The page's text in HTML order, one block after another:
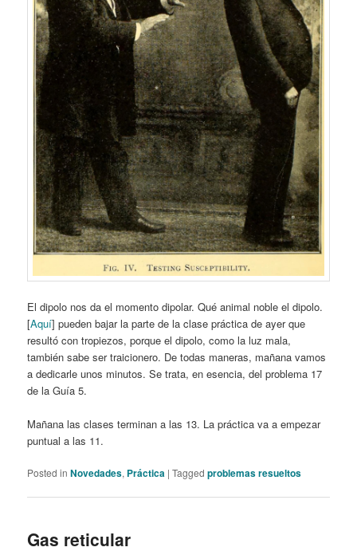
El dipolo nos da el momento dipolar. Qué animal noble el dipolo.
[Aquí] pueden bajar la parte de la clase práctica de ayer que
resultó con tropiezos, porque el dipolo, como la luz mala,
también sabe ser traicionero. De todas maneras, mañana vamos
a dedicarle unos minutos. Se trata, en esencia, del problema 17
de la Guía 5.
Mañana las clases terminan a las 13. La práctica va a empezar
puntual a las 11.
Posted in Novedades, Práctica |Tagged problemas resueltos
Gas reticular